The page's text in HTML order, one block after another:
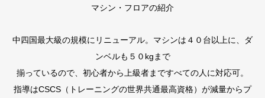
マシン・フロアの紹介
中四国最大級の規模にリニューアル。マシンは４０台以上に、ダ
ンベルも５０kgまで
揃っているので、初心者から上級者まですべての人に対応可。
指導はCSCS（トレーニングの世界共通最高資格）が減量からプ